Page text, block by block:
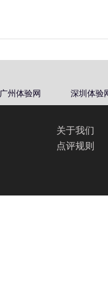
广州体验网 深圳体验
关于我们
点评规则